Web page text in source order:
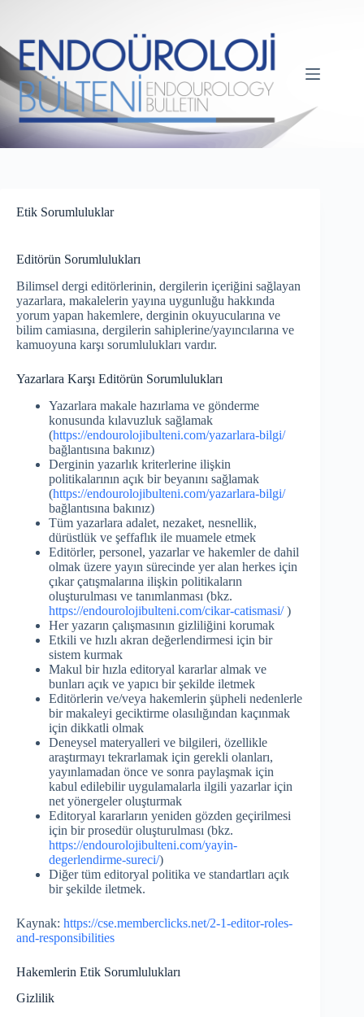
Etik Sorumluluklar
Editörün Sorumlulukları
Bilimsel dergi editörlerinin, dergilerin içeriğini sağlayan
yazarlara, makalelerin yayına uygunluğu hakkında
yorum yapan hakemlere, derginin okuyucularına ve
bilim camiasına, dergilerin sahiplerine/yayıncılarına ve
kamuoyuna karşı sorumlulukları vardır.
Yazarlara Karşı Editörün Sorumlulukları
Yazarlara makale hazırlama ve gönderme
konusunda kılavuzluk sağlamak
(https://endourolojibulteni.com/yazarlara-bilgi/
bağlantısına bakınız)
Derginin yazarlık kriterlerine ilişkin
politikalarının açık bir beyanını sağlamak
(https://endourolojibulteni.com/yazarlara-bilgi/
bağlantısına bakınız)
Tüm yazarlara adalet, nezaket, nesnellik,
dürüstlük ve şeffaflık ile muamele etmek
Editörler, personel, yazarlar ve hakemler de dahil
olmak üzere yayın sürecinde yer alan herkes için
çıkar çatışmalarına ilişkin politikaların
oluşturulması ve tanımlanması (bkz.
https://endourolojibulteni.com/cikar-catismasi/)
Her yazarın çalışmasının gizliliğini korumak
Etkili ve hızlı akran değerlendirmesi için bir
sistem kurmak
Makul bir hızla editoryal kararlar almak ve
bunları açık ve yapıcı bir şekilde iletmek
Editörlerin ve/veya hakemlerin şüpheli nedenlerle
bir makaleyi geciktirme olasılığından kaçınmak
için dikkatli olmak
Deneysel materyalleri ve bilgileri, özellikle
araştırmayı tekrarlamak için gerekli olanları,
yayınlamadan önce ve sonra paylaşmak için
kabul edilebilir uygulamalarla ilgili yazarlar için
net yönergeler oluşturmak
Editoryal kararların yeniden gözden geçirilmesi
için bir prosedür oluşturulması (bkz.
https://endourolojibulteni.com/yayin-
degerlendirme-sureci/)
Diğer tüm editoryal politika ve standartları açık
bir şekilde iletmek.
Kaynak: https://cse.memberclicks.net/2-1-editor-roles-
and-responsibilities
Hakemlerin Etik Sorumlulukları
Gizlilik